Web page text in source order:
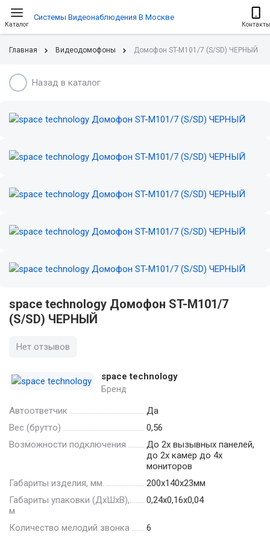
Каталог
Системы Видеонаблюдения В Москве
Контакты
Главная Видеодомофоны Домофон ST-M101/7 (S/SD) ЧЕРНЫЙ
Назад в каталог
space technology Домофон ST-M101/7
(S/SD) ЧЕРНЫЙ
Нет отзывов
space technology
Бренд
Автоответчик
Да
Вес (брутто)
0,56
Возможности подключения
До 2х вызывных панелей,
до 2х камер до 4х
мониторов
Габариты изделия, мм.
200х140х23мм
Габариты упаковки (ДхШхВ),
м
0,24x0,16x0,04
Количество мелодий звонка
6